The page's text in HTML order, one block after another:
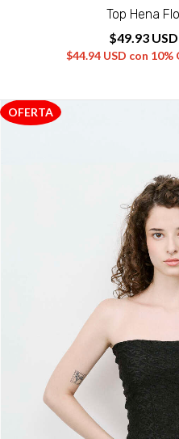
Top Hena
$49.93
$44.94 USD con 10%